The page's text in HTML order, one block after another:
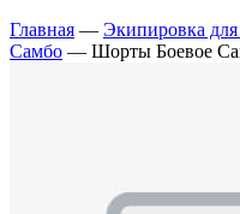
Главная — Экипировка для
Самбо — Шорты Боевое